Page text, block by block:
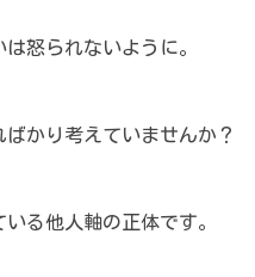
怒られないように。
かり考えていませんか？
る他人軸の正体です。